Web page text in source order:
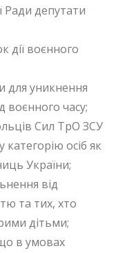
Ради депутати
дії воєнного
для уникнення
воєнного часу;
Сил ТрО ЗСУ
осіб як
України;
від
та тих, хто
дітьми;
в умовах